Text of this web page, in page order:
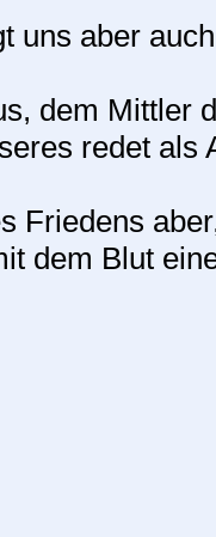
uns aber
dem Mittler
redet als
Friedens
dem Blut